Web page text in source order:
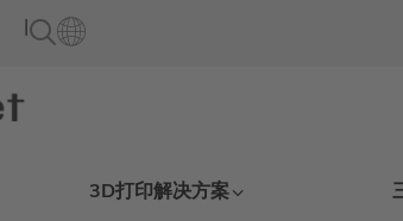
3D打印解决方案